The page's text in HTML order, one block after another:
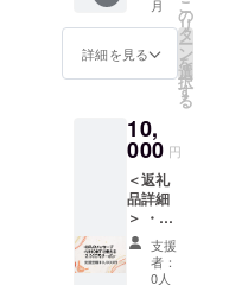
使える
1000円
引クー
ポン
2023年
12月31
日】 ※
お買い
上げ
1000円
以上で
ご利用
頂けま
月
詳細を見る
こ
の
リ
タ
ー
ン
を
選
択
す
る
10,
000 円
＜返礼
品詳細
＞ ・お
礼の
メール
・完成
支援
者：
0人